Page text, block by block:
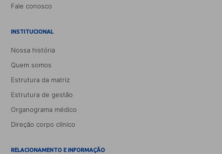
Fale conosco
INSTITUCIONAL
Nossa história
Quem somos
Estrutura da matriz
Estrutura de gestão
Organograma médico
Direção corpo clínico
RELACIONAMENTO E INFORMAÇÃO